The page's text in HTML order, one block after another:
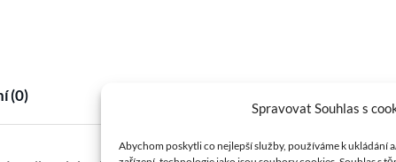
Spravovat Souhlas s
Abychom poskytli co nejlepší služby, používáme k ukládání
(0)